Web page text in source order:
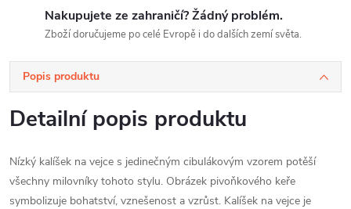
Nakupujete ze zahraničí? Žádný problém.
Zboží doručujeme po celé Evropě i do dalších zemí světa.
Popis produktu
Detailní popis produktu
Nízký kalíšek na vejce s jedinečným cibulákovým vzorem potěší
všechny milovníky tohoto stylu. Obrázek pivoňkového keře
symbolizuje bohatství, vznešenost a vzrůst. Kalíšek na vejce je